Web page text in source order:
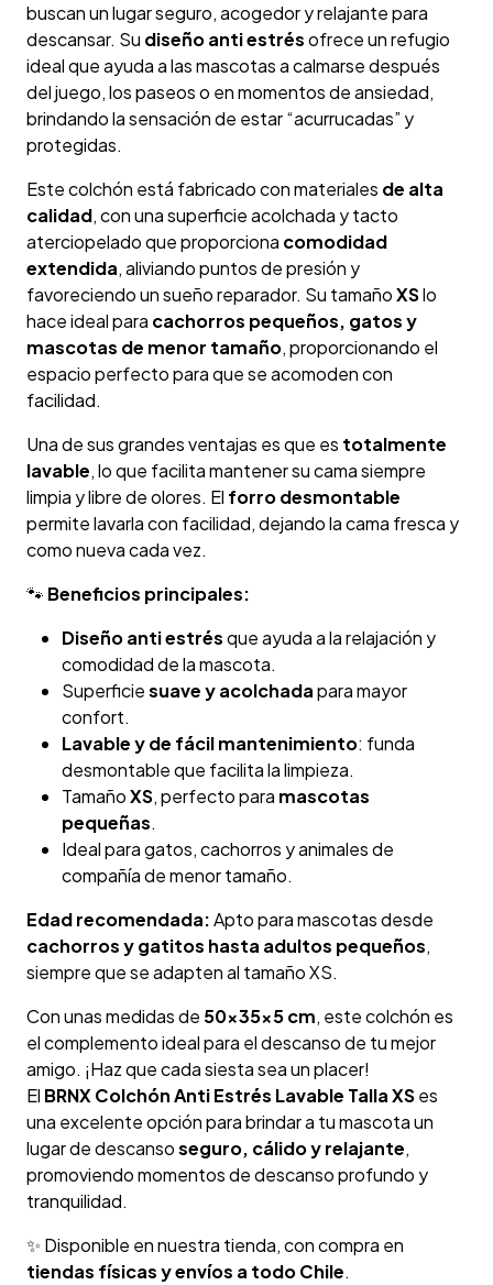
buscan un lugar seguro, acogedor y relajante para
descansar. Su diseño anti estrésofrece un refugio
ideal que ayuda a las mascotas a calmarse después
del juego, los paseos o en momentos de ansiedad,
brindando la sensación de estar “acurrucadas” y
protegidas.
Este colchón está fabricado con materiales de alta
calidad, con una superficie acolchada y tacto
aterciopelado que proporciona comodidad
extendida, aliviando puntos de presión y
favoreciendo un sueño reparador. Su tamañoXSlo
hace ideal para cachorros pequeños, gatos y
mascotas de menor tamaño, proporcionando el
espacio perfecto para que se acomoden con
facilidad.
Una de sus grandes ventajas es que es totalmente
lavable, lo que facilita mantener su cama siempre
limpia y libre de olores. El forro desmontable
permite lavarla con facilidad, dejando la cama fresca y
como nueva cada vez.
🐾 Beneficios principales:
Diseño anti estrésque ayuda a la relajación y
comodidad de la mascota.
Superficiesuave y acolchadapara mayor
confort.
Lavable y de fácil mantenimiento: funda
desmontable que facilita la limpieza.
TamañoXS, perfecto para mascotas
pequeñas.
Ideal para gatos, cachorros y animales de
compañía de menor tamaño.
Edad recomendada:Apto para mascotas desde
cachorros y gatitos hasta adultos pequeños,
siempre que se adapten al tamaño XS.
Con unas medidas de 50x35x5 cm, este colchón es
el complemento ideal para el descanso de tu mejor
amigo. ¡Haz que cada siesta sea un placer!
El BRNX Colchón Anti Estrés Lavable Talla XSes
una excelente opción para brindar a tu mascota un
lugar de descansoseguro, cálido y relajante,
promoviendo momentos de descanso profundo y
tranquilidad.
✨ Disponible en nuestra tienda, con compra en
tiendas físicas y envíos a todo Chile.